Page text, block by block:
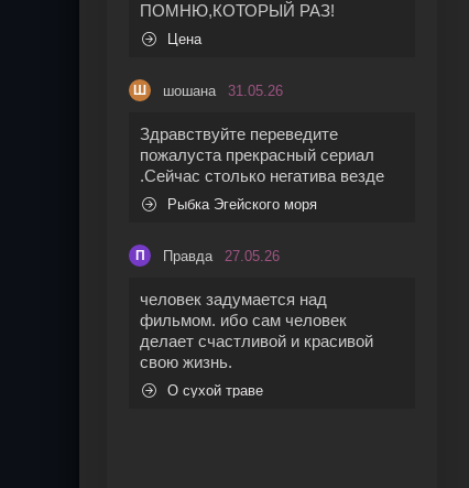
ПОМНЮ,КОТОРЫЙ РАЗ!
Цена
Ш шошана 31.05.26
Здравствуйте переведите
пожалуста прекрасный сериал
.Сейчас столько негатива везде
Рыбка Эгейского моря
П Правда 27.05.26
человек задумается над
фильмом. ибо сам человек
делает счастливой и красивой
свою жизнь.
О сухой траве